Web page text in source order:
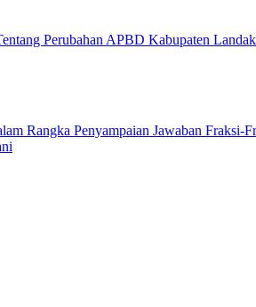
Perubahan APBD Kabupaten
Rangka Penyampaian Jawaban